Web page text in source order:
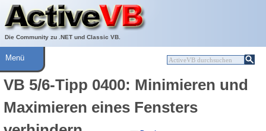
Die Community zu .NET und Classic VB.
Über ActiveVB
Hilfe
Menü
VB 5/6-Tipp 0400: Minimieren und
Maximieren eines Fensters